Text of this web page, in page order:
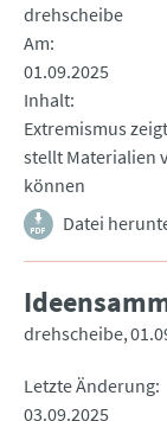
drehscheibe
Am
01.09.2025
Inhalt
Extremismus
stellt Materialien
können
Datei
drehscheibe
Letzte Änderung
03.09.2025